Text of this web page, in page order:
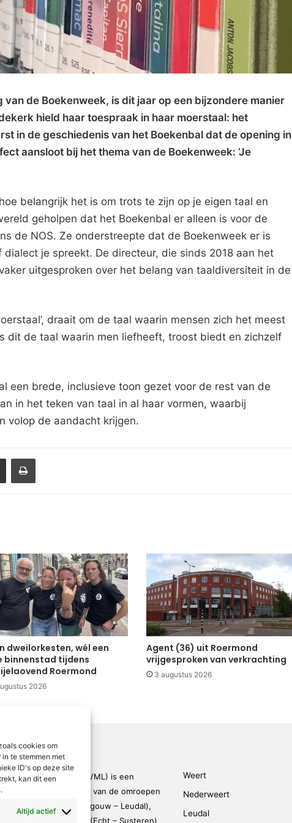
cookies om
te stemmen met
ID's op deze site
kan dit een
Altijd actief
de Boekenweek, is dit jaar op een bijzondere manier
hield haar toespraak in haar moerstaal: het
in de geschiedenis van het Boekenbal dat de opening in
aansloot bij het thema van de Boekenweek: ‘Je
belangrijk het is om trots te zijn op je eigen taal en
geholpen dat het Boekenbal er alleen is voor de
de NOS. Ze onderstreepte dat de Boekenweek er is
je spreekt. De directeur, die sinds 2018 aan het
uitgesproken over het belang van taaldiversiteit in de
draait om de taal waarin mensen zich het meest
dit de taal waarin men liefheeft, troost biedt en zichzelf
een brede, inclusieve toon gezet voor de rest van de
in het teken van taal in al haar vormen, waarbij
volop de aandacht krijgen.
Deel via Email Print
dweilorkesten, wél een
binnenstad tijdens
Roermond
2026
Agent (36) uit Roermond
vrijgesproken van verkrachting
3 augustus 2026
Voor Midden-Limburg (VML) is een
samenwerkingsverband van de omroepen
ML5 (Roermond – Maasgouw – Leudal),
OR6 (Roerdalen), SOL2 (Echt – Susteren)
Weert
Nederweert
Leudal